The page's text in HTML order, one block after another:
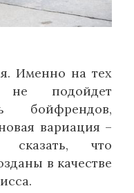
Именно на тех
не подойдет
бойфрендов,
вариация –
сказать, что
в качестве